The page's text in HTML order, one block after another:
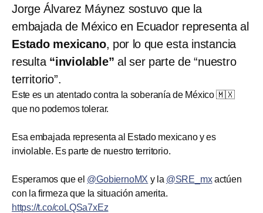
Jorge Álvarez Máynez sostuvo que la
embajada de México en Ecuador representa al
Estado mexicano, por lo que esta instancia
resulta “inviolable” al ser parte de “nuestro
territorio”.
Este es un atentado contra la soberanía de México 🇲🇽
que no podemos tolerar.
Esa embajada representa al Estado mexicano y es
inviolable. Es parte de nuestro territorio.
Esperamos que el @GobiernoMX y la @SRE_mxactúen
con la firmeza que la situación amerita.
https://t.co/coLQSa7xEz